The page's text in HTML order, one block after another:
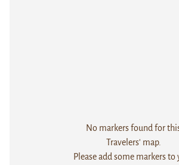
No markers found for
Travelers' map.
Please add some markers to